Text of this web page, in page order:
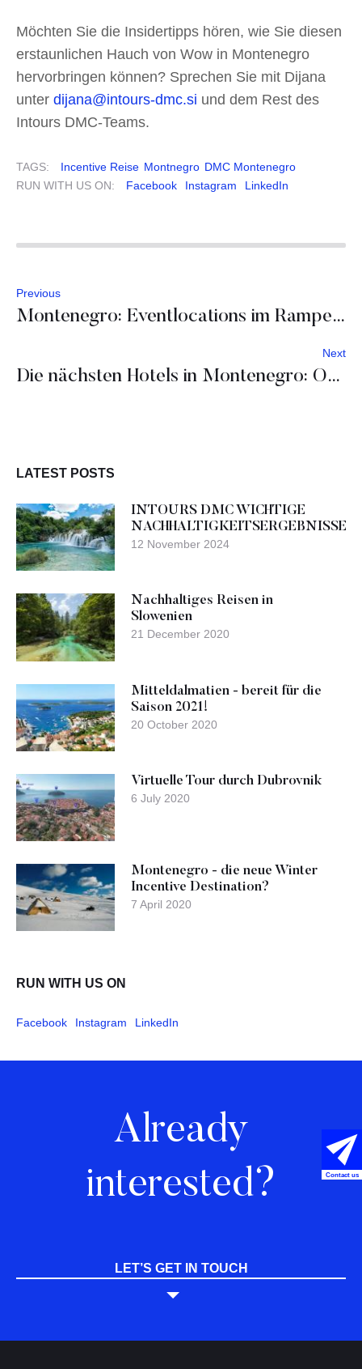
Möchten Sie die Insidertipps hören, wie Sie diesen
erstaunlichen Hauch von Wow in Montenegro
hervorbringen können? Sprechen Sie mit Dijana
unter dijana@intours-dmc.si und dem Rest des
Intours DMC-Teams.
TAGS: Incentive Reise Montnegro DMC Montenegro
RUN WITH US ON:
Facebook Instagram LinkedIn
Previous
Montenegro: Eventlocations im Rampenlicht
Next
Die nächsten Hotels in Montenegro: One & Only, Ritz Carlton, Four Points
LATEST POSTS
INTOURS DMC WICHTIGE
NACHHALTIGKEITSERGEBNISSE
12 November 2024
Nachhaltiges Reisen in
Slowenien
21 December 2020
Mitteldalmatien - bereit für die
Saison 2021!
20 October 2020
Virtuelle Tour durch Dubrovnik
6 July 2020
Montenegro - die neue Winter
Incentive Destination?
7 April 2020
RUN WITH US ON
Facebook Instagram LinkedIn
Already
interested?
LET’S GET IN TOUCH
Contact us